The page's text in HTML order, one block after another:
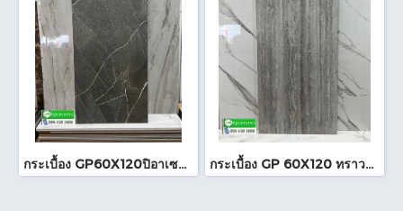
กระเบื้อง GP60X120ปิอาเซนซ่า เทาเข้ม (HYG)NAT RTPM กระเบื้อง GP 60X120 ทราวาทีน เทา (POL)ตัดขอบ PM